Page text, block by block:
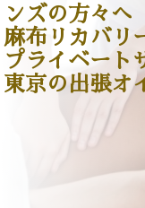
ンズの方々へ
麻布リカバリ
プライベート
東京の出張オ